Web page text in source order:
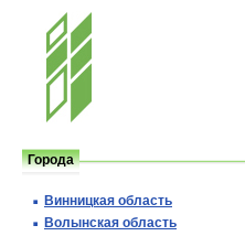
Города
Винницкая область
Волынская область